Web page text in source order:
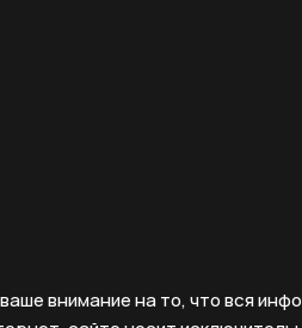
внимание на то, что вся